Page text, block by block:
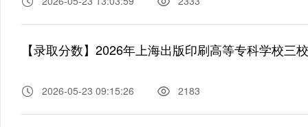
【录取分数】2026年上海出版印刷高等专科学校三
2026-05-23 09:15:26 2183